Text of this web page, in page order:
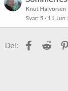
Knut Halvorsen
Svar 5 11 Jun
Del: Facebook